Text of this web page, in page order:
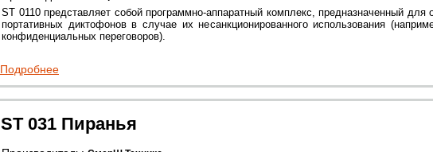
ST 0110 представляет собой программно-аппаратный комплекс, предназначенный
портативных диктофонов в случае их несанкционированного использования
конфиденциальных переговоров).
Подробнее
ST 031 Пиранья